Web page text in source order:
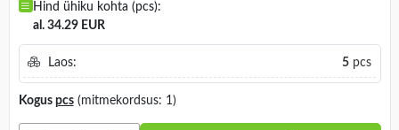
Hind ühiku kohta (pcs):
al. 34.29 EUR
Laos: 5pcs
Kogus pcs(mitmekordsus: 1)